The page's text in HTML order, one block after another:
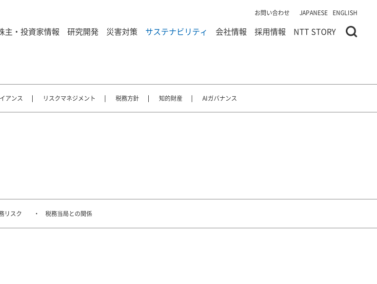
お問い合わせ JAPANESE ENGLISH
主・投資家情報 研究開発 災害対策 サステナビリティ 会社情報 採用情報 NTT STORY
アンス リスクマネジメント 税務方針 知的財産 AIガバナンス
リスク 税務当局との関係